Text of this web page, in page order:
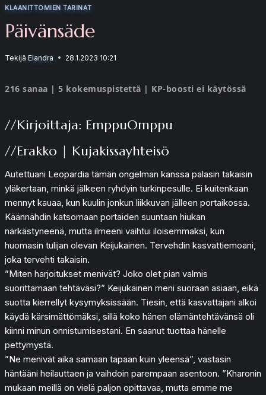
KLAANITTOMIEN TARINAT
Päivänsäde
Tekijä Elandra 28.1.2023 10:21
216 sanaa | 5 kokemuspistettä | KP-boosti ei käytössä
//Kirjoittaja: EmppuOmppu
//Erakko | Kujakissayhteisö
Autettuani Leopardia tämän ongelman kanssa palasin takaisin
yläkertaan, minkä jälkeen ryhdyin turkinpesulle. Ei kuitenkaan
mennyt kauaa, kun kuulin jonkun liikkuvan jälleen portaikossa.
Käännähdin katsomaan portaiden suuntaan hiukan
närkästyneenä, mutta ilmeeni vaihtui iloisemmaksi, kun
huomasin tulijan olevan Keijukainen. Tervehdin kasvattiemoani,
joka tervehti takaisin.
”Miten harjoitukset menivät? Joko olet pian valmis
suorittamaan tehtäväsi?” Keijukainen meni suoraan asiaan, eikä
suotta kierrellyt kysymyksissään. Tiesin, että kasvattajani alkoi
käydä kärsimättömäksi, sillä koko hänen elämäntehtävänsä oli
kiinni minun onnistumisestani. En saanut tuottaa hänelle
pettymystä.
”Ne menivät aika samaan tapaan kuin yleensä”, vastasin
häntääni heilauttaen ja vaihdoin parempaan asentoon. ”Kharonin
mukaan meillä on vielä paljon opittavaa, mutta emme me